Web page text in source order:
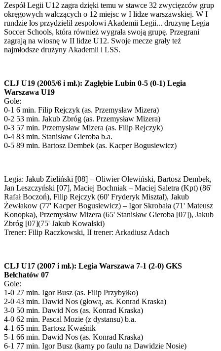
Zespół Legii U12 zagra dzięki temu w stawce 32 zwycięzców grup
okręgowych walczących o 12 miejsc w I lidze warszawskiej. W I
rundzie los przydzielił zespołowi Akademii Legii... druzynę Legia
Soccer Schools, która również wygrała swoją grupę. Przegrani
zagrają na wiosnę w II lidze U12. Swoje mecze grały też
najmłodsze drużyny Akademii i LSS.
CLJ U19 (2005/6 i mł.): Zagłębie Lubin 0-5 (0-1) Legia
Warszawa U19
Gole:
0-1 6 min. Filip Rejczyk (as. Przemysław Mizera)
0-2 53 min. Jakub Zbróg (as. Przemysław Mizera)
0-3 57 min. Przemysław Mizera (as. Filip Rejczyk)
0-4 83 min. Stanisław Gieroba b.a.
0-5 89 min. Bartosz Dembek (as. Kacper Bogusiewicz)
Legia: Jakub Zieliński [08] – Oliwier Olewiński, Bartosz Dembek,
Jan Leszczyński [07], Maciej Bochniak – Maciej Saletra (Kpt) (86'
Rafał Boczoń), Filip Rejczyk (60' Fryderyk Misztal), Jakub
Żewłakow (77' Kacper Bogusiewicz) – Igor Skrobała (71' Mateusz
Konopka), Przemysław Mizera (65' Stanisław Gieroba [07]), Jakub
Zbróg [07](75' Jakub Kowalski)
Trener: Filip Raczkowski, II trener: Arkadiusz Adach
CLJ U17 (2007 i mł.): Legia Warszawa 7-1 (2-0) GKS
Bełchatów 07
Gole:
1-0 27 min. Igor Busz (as. Filip Przybyłko)
2-0 43 min. Dawid Nos (głową, as. Konrad Kraska)
3-0 50 min. Dawid Nos (as. Konrad Kraska)
4-0 62 min. Pascal Mozie (z dystansu) b.a.
4-1 65 min. Bartosz Kwaśnik
5-1 66 min. Dawid Nos (as. Konrad Kraska)
6-1 77 min. Igor Busz (karny po faulu na Dawidzie Nosie)